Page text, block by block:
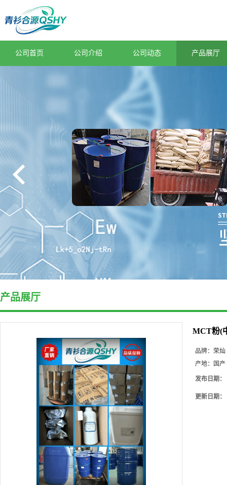
公司首页 公司介绍 公司动态 产品展厅
产品展厅
MCT粉(
品牌： 荣灿
产地：
国产
发布日期：
更新日期：